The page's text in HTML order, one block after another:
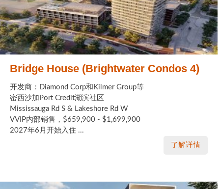
Bridge House (Brightwater Condos 4)
开发商：Diamond Corp和Kilmer Group等
密西沙加Port Credit湖滨社区
Mississauga Rd S & Lakeshore Rd W
VVIP内部销售，$659,900 - $1,699,900
2027年6月开始入住 ...
了解详情